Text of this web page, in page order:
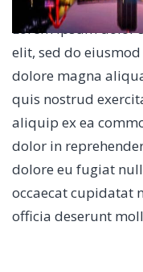
Lorem ipsum dolor
elit, sed do
dolore magna
quis nostrud
aliquip ex ea
dolor in
dolore eu fugiat
occaecat cupidatat
officia deserunt